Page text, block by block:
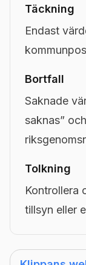
Täckning
Endast
Bortfall
Saknade
saknas”
Tolkning
Kontrollera
tillsyn eller